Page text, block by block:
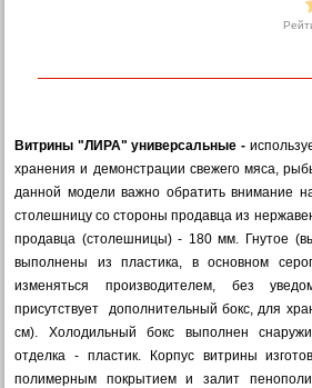
Витрины "ЛИРА" универсальные -
хранения и демонстрации свежего мяса,
данной модели важно обратить внимание
столешницу со стороны продавца из
продавца (столешницы) - 180 мм. Гнутое
выполнены из пластика, в основном
изменяться производителем, без
присутствует дополнительный бокс, для
см). Холодильный бокс выполнен
отделка - пластик. Корпус витрины
полимерным покрытием и залит